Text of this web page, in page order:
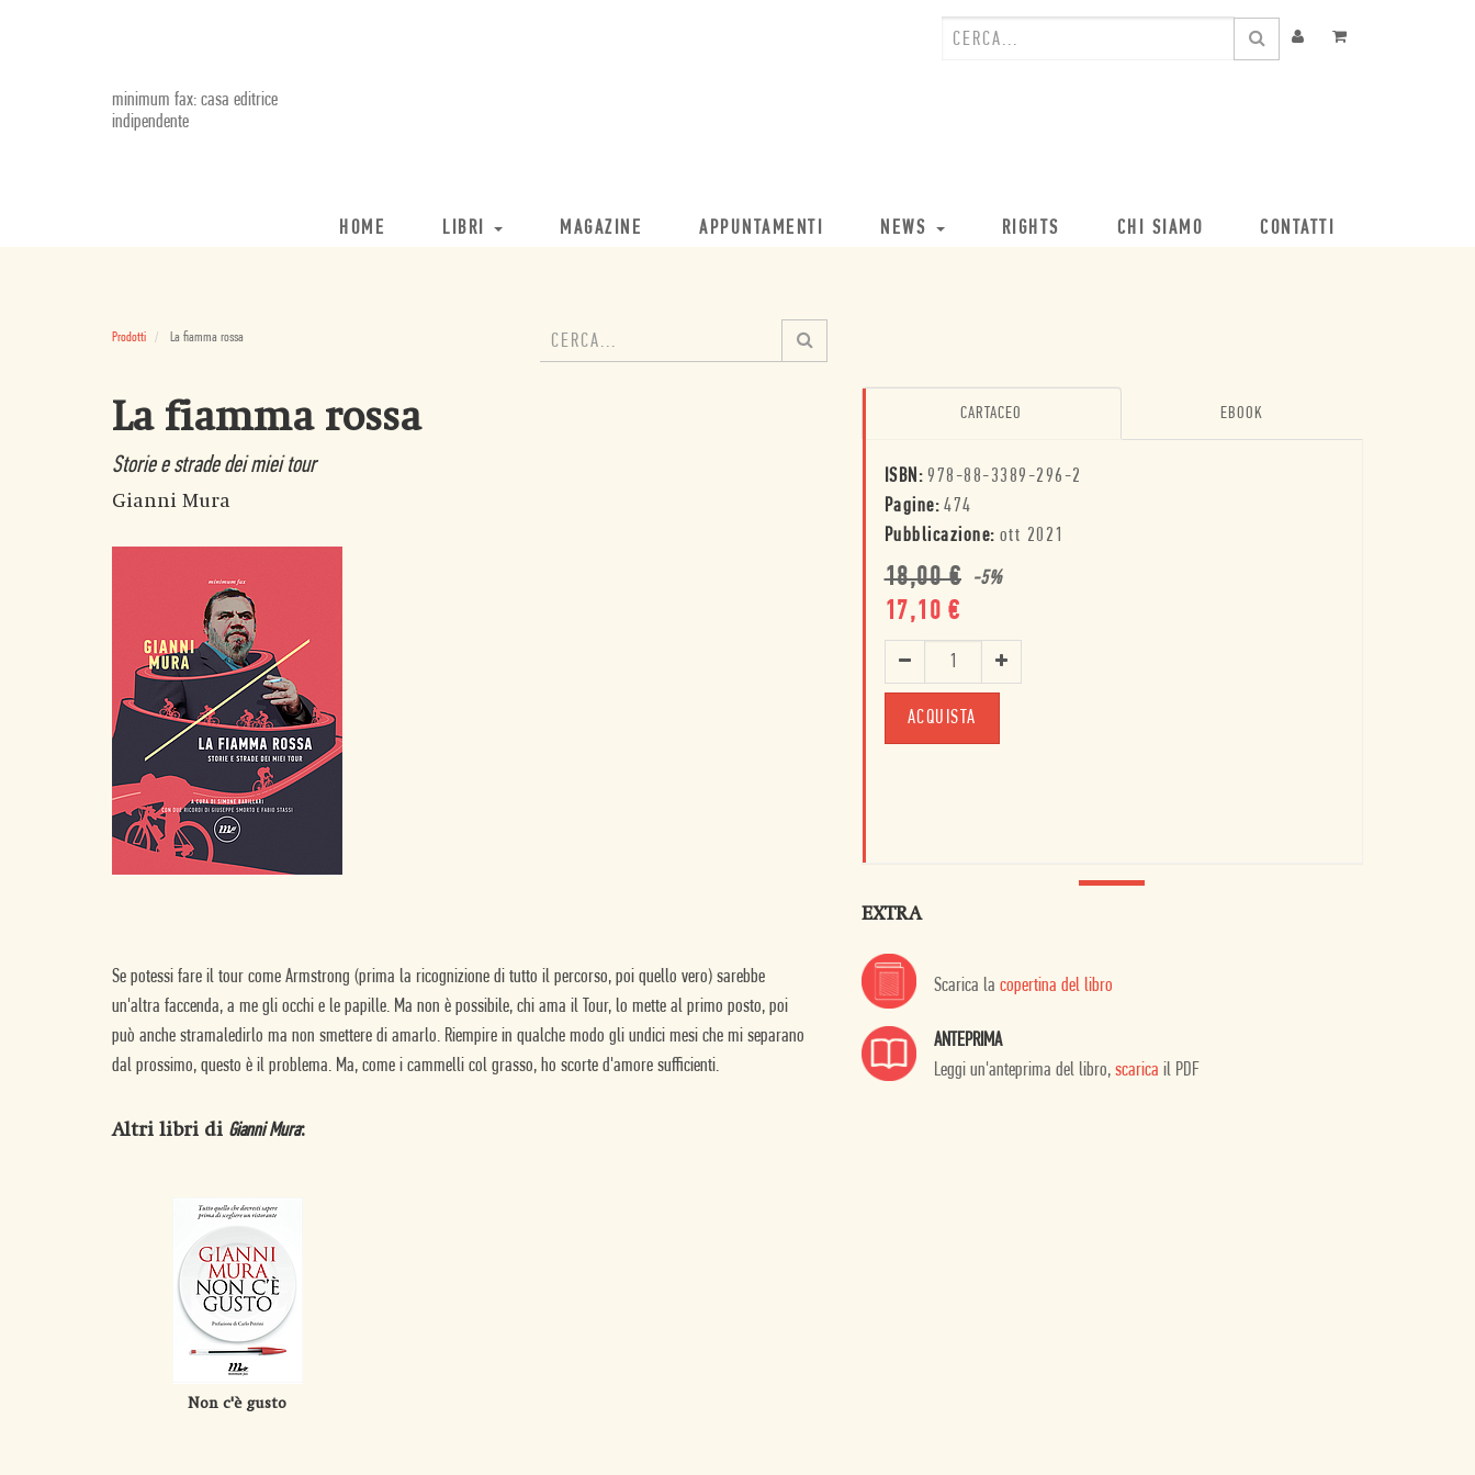
minimum fax: casa editrice
indipendente
HOME LIBRI MAGAZINE APPUNTAMENTI NEWS RIGHTS CHI SIAMO CONTATTI
Prodotti La fiamma rossa
La fiamma rossa
Storie e strade dei miei tour
Gianni Mura
Se potessi fare il tour come Armstrong (prima la ricognizione di tutto il percorso, poi quello vero) sarebbe
un'altra faccenda, a me gli occhi e le papille. Ma non è possibile, chi ama il Tour, lo mette al primo posto, poi
può anche stramaledirlo ma non smettere di amarlo. Riempire in qualche modo gli undici mesi che mi separano
dal prossimo, questo è il problema. Ma, come i cammelli col grasso, ho scorte d'amore sufficienti.
CARTACEO EBOOK
ISBN: 978-88-3389-296-2
Pagine: 474
Pubblicazione: ott 2021
18,00€ -5%
17,10 €
ACQUISTA
EXTRA
Scarica la copertina del libro
ANTEPRIMA
Leggi un'anteprima del libro, scarica il PDF
Altri libri di Gianni Mura:
Non c'è gusto